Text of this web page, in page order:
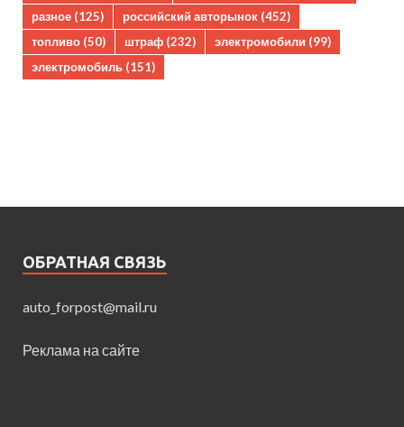
разное (125) российский авторынок (452)
топливо (50) штраф (232) электромобили (99)
электромобиль (151)
ОБРАТНАЯ СВЯЗЬ
auto_forpost@mail.ru
Реклама на сайте